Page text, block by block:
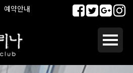
예약안내